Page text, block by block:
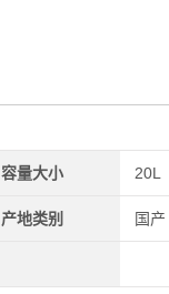
容量大小 20L
产地类别 国产